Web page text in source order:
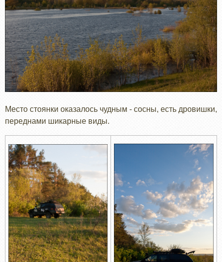
Место стоянки оказалось чудным - сосны, есть дровишки,
переднами шикарные виды.